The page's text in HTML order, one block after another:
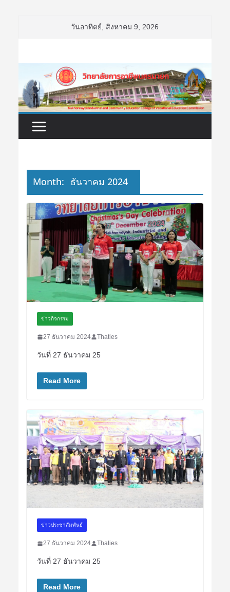
วันอาทิตย์, สิงหาคม 9, 2026
Month: ธันวาคม 2024
ข่าวกิจกรรม
27 ธันวาคม 2024 Thaties
วันที่ 27 ธันวาคม 25
Read More
ข่าวประชาสัมพันธ์
27 ธันวาคม 2024 Thaties
วันที่ 27 ธันวาคม 25
Read More